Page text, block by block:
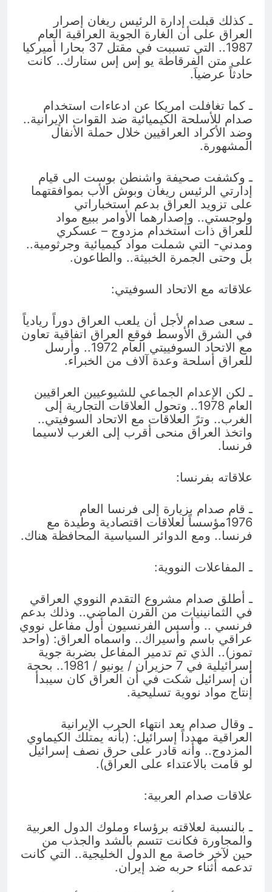
ـ كذلك قبلت إدارة الرئيس ريغان إصرار
العراق على أن الغارة الجوية العراقية العام
1987.. التي تسببت في مقتل 37 بحارا أميركيا
على متن الفرقاطة يو إس إس ستارك.. كانت
حادثاً عرضياَ.
ـ كما تغافلت امريكا عن ادعاءات استخدام
صدام للأسلحة الكيميائية ضد القوات الإيرانية..
وضد الأكراد العراقيين خلال حملة الأنفال
المشهورة.
ـ وكشفت صحيفة واشنطن بوست الى قيام
إدارتي الرئيس ريغان وبوش الأب بموافقتهما
على تزويد العراق بدعم استخباراتي
ولوجستي.. وإصدارهما الأوامر ببيع مواد
للعراق ذات استخدام مزدوج – عسكري
ومدني- التي شملت مواد كيميائية وجرثومية..
بل وحتى الجمرة الخبيثة.. والطاعون.
علاقاته مع الاتحاد السوفيتي:
ـ سعى صدام لأجل أن يلعب العراق دوراً ريادياً
في الشرق الأوسط فوقع العراق اتفاقية تعاون
مع الاتحاد السوفييتي العام 1972.. وأرسل
للعراق أسلحة وعدة آلاف من الخبراء.
ـ لكن الإعدام الجماعي للشيوعيين العراقيين
العام 1978.. وتحول العلاقات التجارية إلى
الغرب.. وترً العلاقات مع الاتحاد السوفيتي..
واتخذ العراق منحى أقرب إلى الغرب لاسيما
فرنسا.
علاقاته بفرنسا:
ـ قام صدام بزيارة إلى فرنسا العام
1976مؤسساً لعلاقات اقتصادية وطيدة مع
فرنسا.. ومع الدوائر السياسية المحافظة هناك.
ـ المفاعلات النووية:
ـ أطلق صدام مشروع التقدم النووي العراقي
في الثمانينيات من القرن الماضي.. وذلك بدعم
فرنسي .. وأسس الفرنسيون أول مفاعل نووي
عراقي باسم وأسيراك.. واسماه العراق: (واحد
تموز).. الذي تم تدمير المفاعل بضربة جوية
إسرائيلية في 7 حزيران / يونيو / 1981.. بحجة
أن إسرائيل شكت في أن العراق كان سيبدأ
إنتاج مواد نووية تسليحية.
ـ وقال صدام بعد انتهاء الحرب الإيرانية
العراقية مهدداً إسرائيل: (بأنه يمتلك الكيماوي
المزدوج.. وأنه قادر على حرق نصف إسرائيل
لو قامت بالاعتداء على العراق).
علاقات صدام العربية:
ـ بالنسبة لعلاقته برؤساء وملوك الدول العربية
والمجاورة فكانت تتسم بالشد والجذب من
حين لآخر خاصة مع الدول الخليجية.. التي كانت
تدعمه أثناء حربه ضد إيران.